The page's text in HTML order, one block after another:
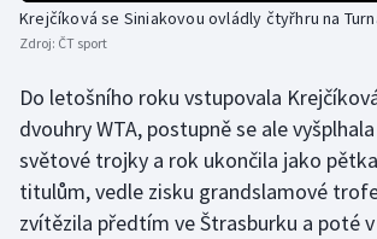
Olympijské hry
Parasport
Plavání
Plážový volejbal
Krejčíková se Siniakovou ovládly čtyřhru na
Zdroj: ČT sport
Do letošního roku vstupovala
dvouhry WTA, postupně se ale
světové trojky a rok ukončila jako
titulům, vedle zisku grandslamové
zvítězila předtím ve Štrasburku a poté